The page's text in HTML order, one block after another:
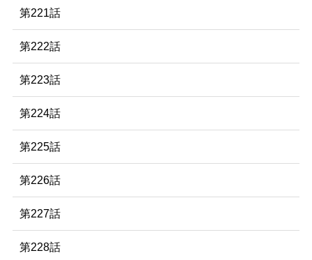
第221話
第222話
第223話
第224話
第225話
第226話
第227話
第228話